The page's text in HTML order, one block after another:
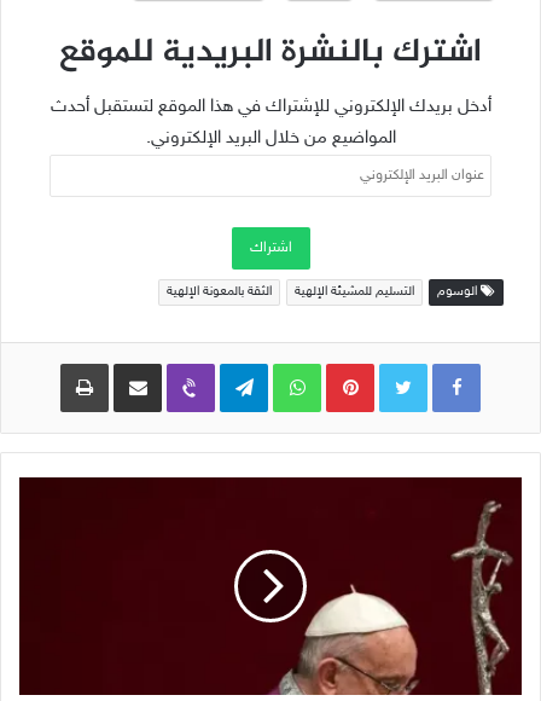
اشترك بالنشرة البريدية للموقع
أدخل بريدك الإلكتروني للإشتراك في هذا الموقع لتستقبل أحدث
المواضيع من خلال البريد الإلكتروني.
عنوان
البريد
اشتراك
الوسوم التسليم للمشيئة الإلهية الثقة بالمعونة الإلهية
Pinterest
WhatsApp
Telegram
Viber مشاركة عبر البريد طباعة